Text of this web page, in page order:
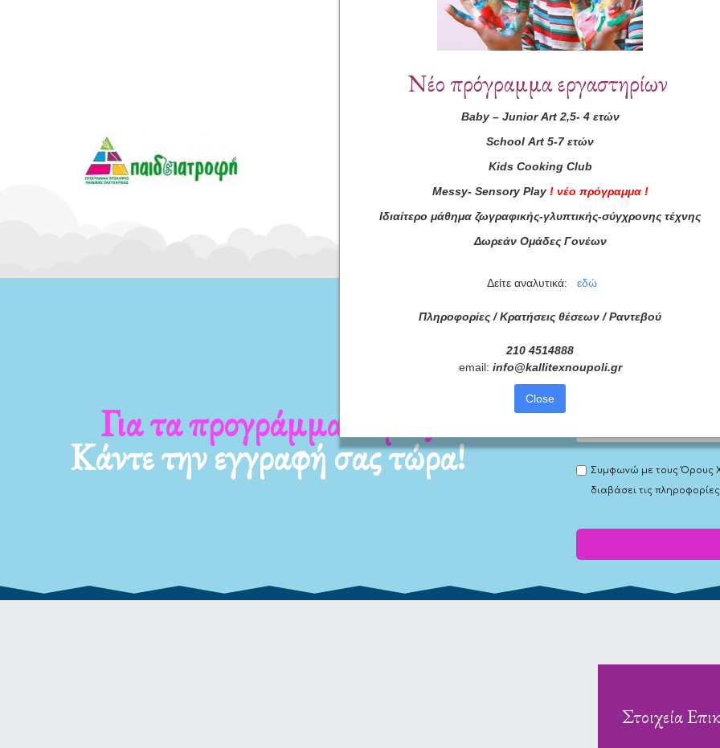
Συνεργάτες
Για τα νέα μας
Κάντε την εγγραφή σας τώρα! Συμφωνώ με τουςΌρους
διαβάσει τις
Στοιχεία
Νέο πρόγραμμα εργαστηρίων
Baby– Junior Art2,5- 4 ετών
School Art 5-7 ετών
Kids Cooking Club
Messy- Sensory Play ! νέο πρόγραμμα !
Ιδιαίτερο μάθημα ζωγραφικής-γλυπτικής-σύγχρονης τέχνης
Δωρεάν Ομάδες Γονέων
Δείτε αναλυτικά: εδώ
Πληροφορίες / Κρατήσεις θέσεων / Ραντεβού
210 4514888
email: info@kallitexnoupoli.gr
Close